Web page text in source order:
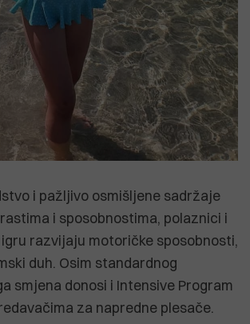
i pažljivo osmišljene sadržaje
i sposobnostima, polaznici i
razvijaju motoričke sposobnosti,
duh. Osim standardnog
smjena donosi i Intensive Program
za napredne plesače.